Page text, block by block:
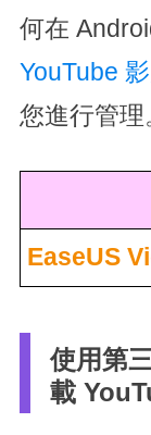
何在
YouTube
您進行管理
EaseUS
使用第
載